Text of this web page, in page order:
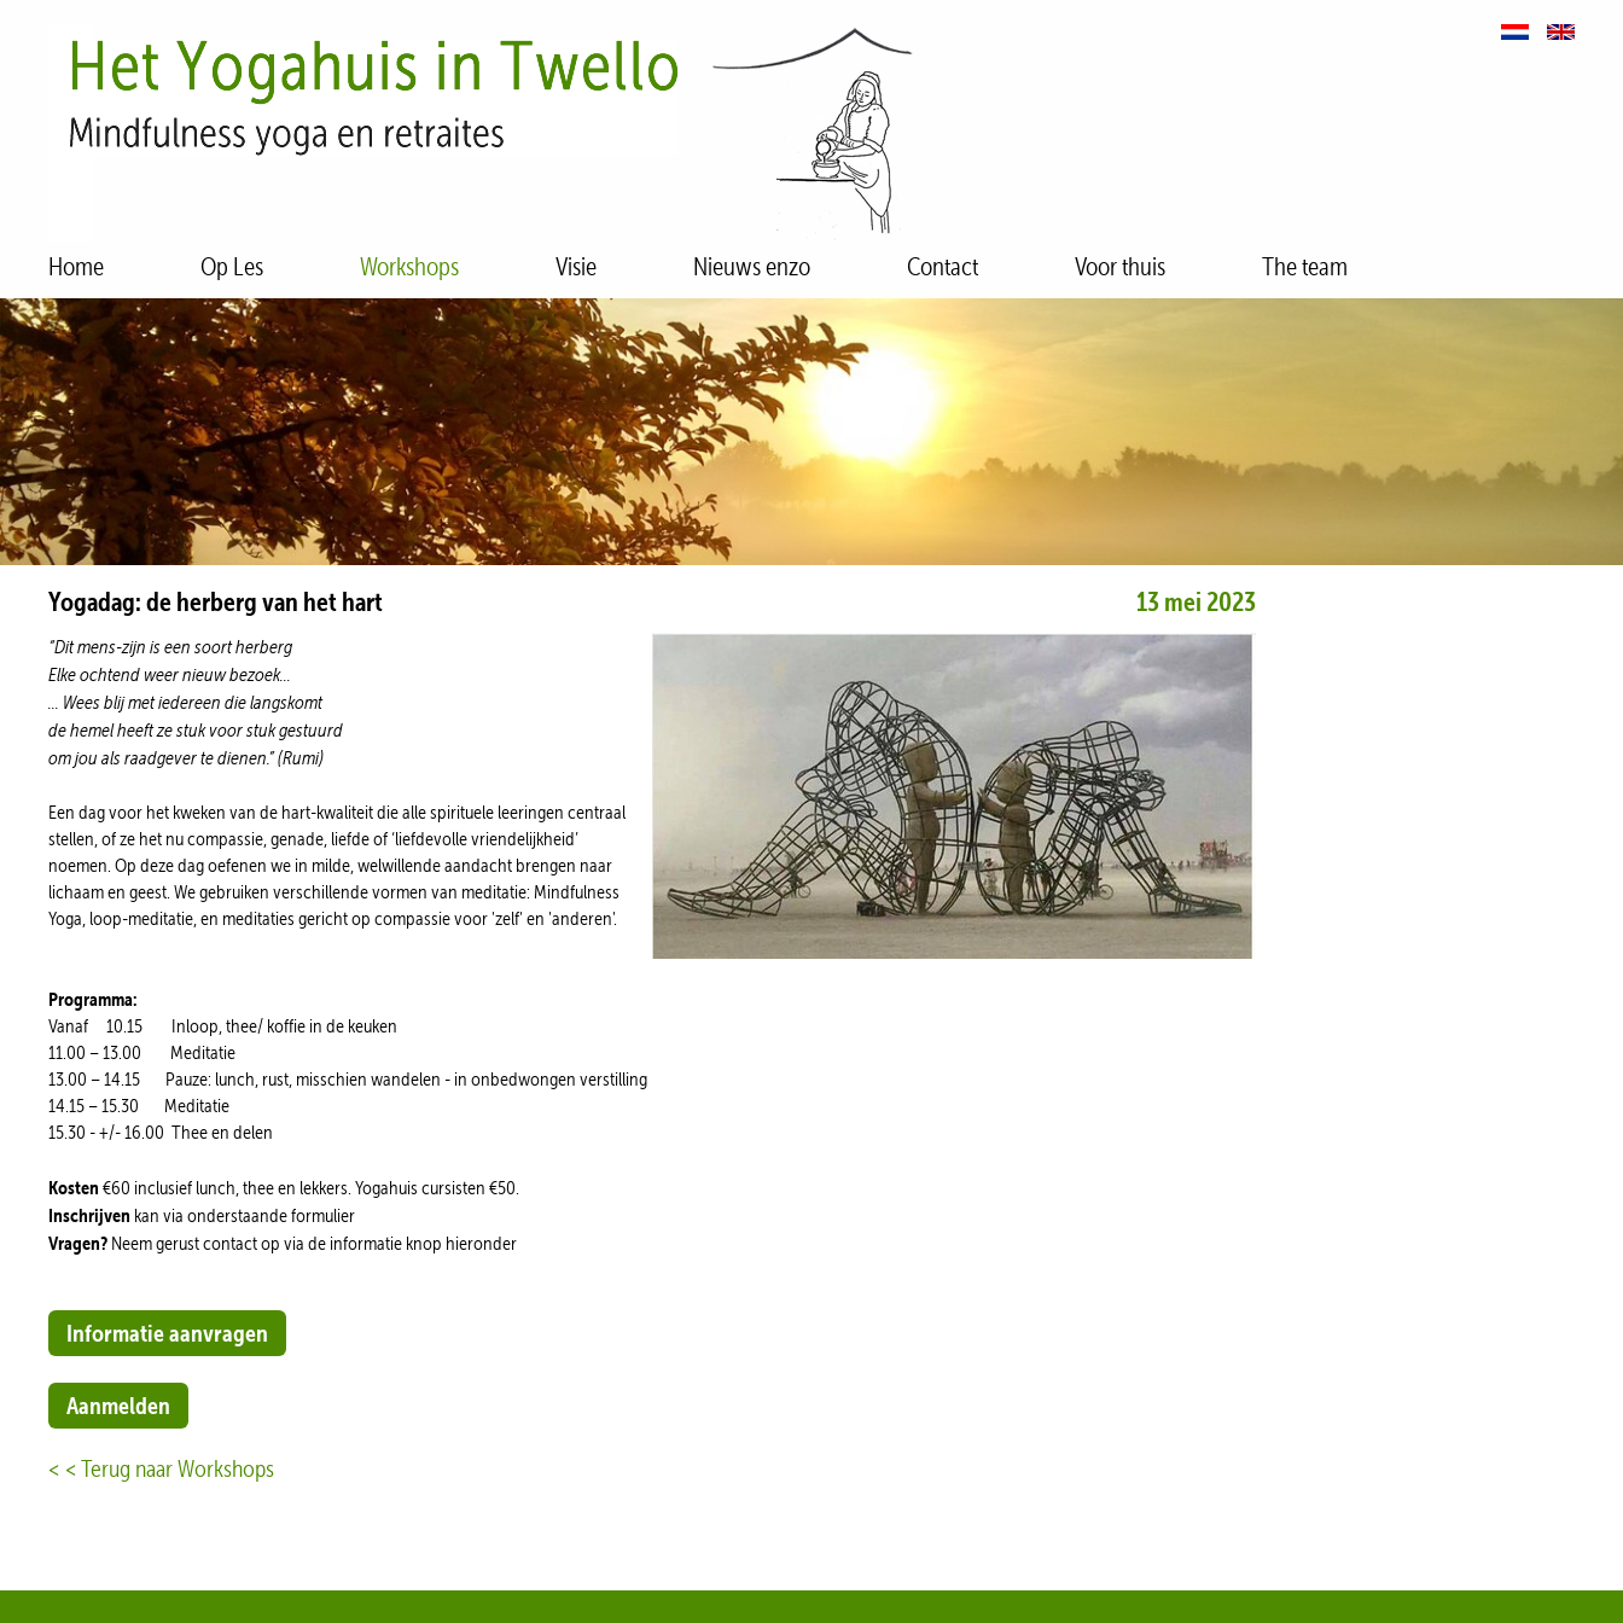
Home Op Les Workshops Visie Nieuws enzo Contact Voor thuis The team
13 mei 2023
Yogadag: de herberg van het hart
“Dit mens-zijn is een soort herberg
Elke ochtend weer nieuw bezoek...
... Wees blij met iedereen die langskomt
de hemel heeft ze stuk voor stuk gestuurd
om jou als raadgever te dienen.” (Rumi)
Een dag voor het kweken van de hart-kwaliteit die alle spirituele leeringen centraal
stellen, of ze het nu compassie, genade, liefde of ‘liefdevolle vriendelijkheid’
noemen. Op deze dag oefenen we in milde, welwillende aandacht brengen naar
lichaam en geest. We gebruiken verschillende vormen van meditatie: Mindfulness
Yoga, loop-meditatie, en meditaties gericht op compassie voor 'zelf' en 'anderen'.
Programma:
Vanaf 10.15 Inloop, thee/ koffie in de keuken
11.00 – 13.00 Meditatie
13.00 – 14.15 Pauze: lunch, rust, misschien wandelen - in onbedwongen verstilling
14.15 – 15.30 Meditatie
15.30 - +/- 16.00 Thee en delen
Kosten€60 inclusief lunch, thee en lekkers. Yogahuis cursisten €50.
Inschrijven kan via onderstaande formulier
Vragen? Neem gerust contact op via de informatie knop hieronder
Informatie aanvragen
Aanmelden
< < Terug naar Workshops